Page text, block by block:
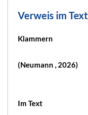
Verweis im Text
Klammern
(Neumann , 2026)
Im Text